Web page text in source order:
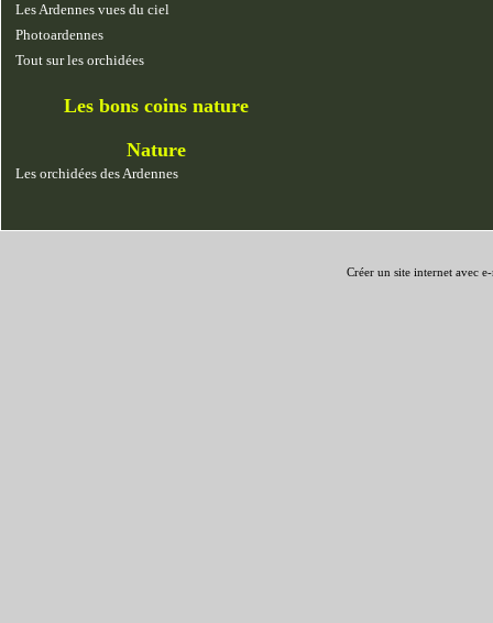
Les Ardennes vues du ciel
Photoardennes
Tout sur les orchidées
Les bons coins nature
Nature
Les orchidées des Ardennes
Créer un site internet avec